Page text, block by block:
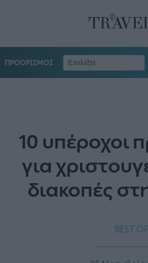
ΠΡΟΟΡΙΣΜΟΣ
10 υπέροχοι
για
διακοπές
BEST OF